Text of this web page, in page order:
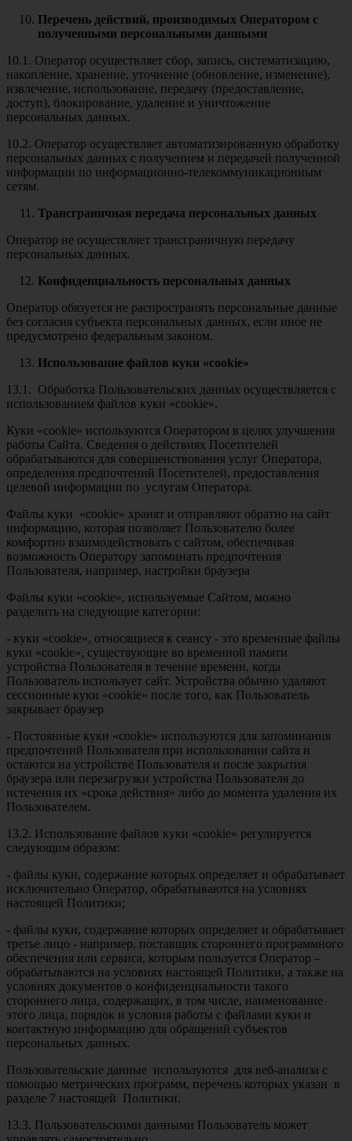
Перечень действий, производимых Оператором с
полученными персональными данными
10.1. Оператор осуществляет сбор, запись, систематизацию,
накопление, хранение, уточнение (обновление, изменение),
извлечение, использование, передачу (предоставление,
доступ), блокирование, удаление и уничтожение
персональных данных.
10.2. Оператор осуществляет автоматизированную обработку
персональных данных с получением и передачей полученной
информации по информационно-телекоммуникационным
сетям.
Трансграничная передача персональных данных
Оператор не осуществляет трансграничную передачу
персональных данных.
Конфиденциальность персональных данных
Оператор обязуется не распространять персональные данные
без согласия субъекта персональных данных, если иное не
предусмотрено федеральным законом.
Использование файлов куки «cookie»
13.1. Обработка Пользовательских данных осуществляется с
использованием файлов куки «сookie».
Куки «сookie» используются Оператором в целях улучшения
работы Сайта. Сведения о действиях Посетителей
обрабатываются для совершенствования услуг Оператора,
определения предпочтений Посетителей, предоставления
целевой информации по услугам Оператора.
Файлы куки «сookie» хранят и отправляют обратно на сайт
информацию, которая позволяет Пользователю более
комфортно взаимодействовать с сайтом, обеспечивая
возможность Оператору запоминать предпочтения
Пользователя, например, настройки браузера
Файлы куки «сookie», используемые Сайтом, можно
разделить на следующие категории:
- куки «сookie», относящиеся к сеансу - это временные файлы
куки «сookie», существующие во временной памяти
устройства Пользователя в течение времени, когда
Пользователь использует сайт. Устройства обычно удаляют
сессионные куки «сookie» после того, как Пользователь
закрывает браузер
- Постоянные куки «сookie» используются для запоминания
предпочтений Пользователя при использовании сайта и
остаются на устройстве Пользователя и после закрытия
браузера или перезагрузки устройства Пользователя до
истечения их «срока действия» либо до момента удаления их
Пользователем.
13.2. Использование файлов куки «cookie» регулируется
следующим образом:
- файлы куки, содержание которых определяет и обрабатывает
исключительно Оператор, обрабатываются на условиях
настоящей Политики;
- файлы куки, содержание которых определяет и обрабатывает
третье лицо - например, поставщик стороннего программного
обеспечения или сервиса, которым пользуется Оператор –
обрабатываются на условиях настоящей Политики, а также на
условиях документов о конфиденциальности такого
стороннего лица, содержащих, в том числе, наименование
этого лица, порядок и условия работы с файлами куки и
контактную информацию для обращений субъектов
персональных данных.
Пользовательские данные используются для веб-анализа с
помощью метрических программ, перечень которых указан в
разделе 7 настоящей Политики.
13.3. Пользовательскими данными Пользователь может